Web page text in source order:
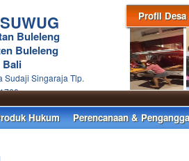
Profil Desa
Buleleng
Buleleng
Bali
Sudaji Singaraja Tlp.
Hukum Perencanaan &